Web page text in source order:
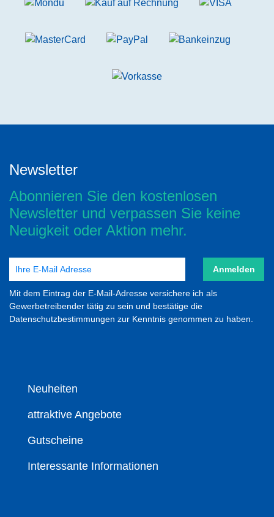
Newsletter
Abonnieren Sie den kostenlosen
Newsletter und verpassen Sie keine
Neuigkeit oder Aktion mehr.
Anmelden
Mit dem Eintrag der E-Mail-Adresse versichere ich als
Gewerbetreibender tätig zu sein und bestätige die
Datenschutzbestimmungen zur Kenntnis genommen zu haben.
Neuheiten
attraktive Angebote
Gutscheine
Interessante Informationen